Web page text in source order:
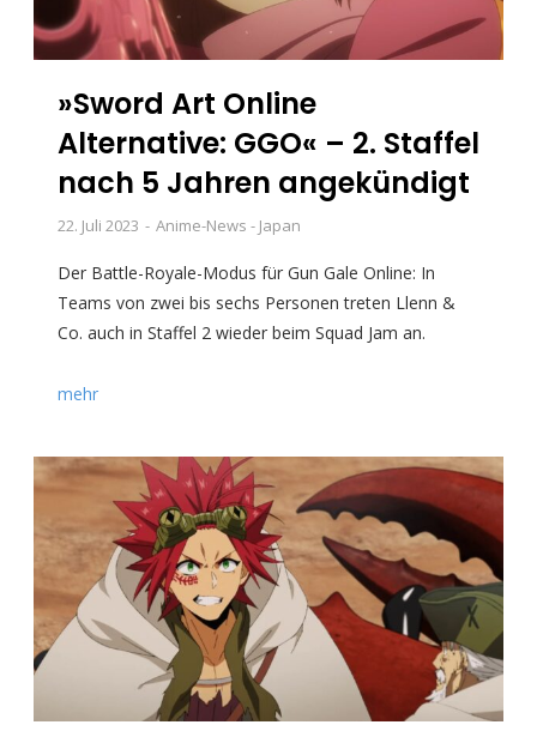
»Sword Art Online
Alternative: GGO« – 2. Staffel
nach 5 Jahren angekündigt
22. Juli 2023 Anime-News - Japan
Der Battle-Royale-Modus für Gun Gale Online: In
Teams von zwei bis sechs Personen treten Llenn &
Co. auch in Staffel 2 wieder beim Squad Jam an.
mehr